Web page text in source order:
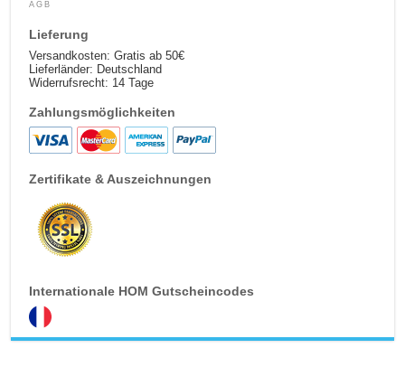
AGB
Lieferung
Versandkosten: Gratis ab 50€
Lieferländer: Deutschland
Widerrufsrecht: 14 Tage
Zahlungsmöglichkeiten
Zertifikate & Auszeichnungen
Internationale HOM Gutscheincodes